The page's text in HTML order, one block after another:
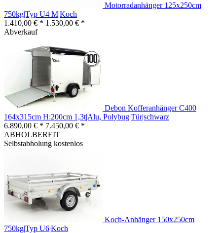
Motorradanhänger 125x250cm
750kg|Typ U4 M|Koch
1.410,00 € * 1.530,00 € *
Abverkauf
Debon Kofferanhänger C400
164x315cm H:200cm 1,3t|Alu, Polybug|Tür|schwarz
6.890,00 € * 7.450,00 € *
ABHOLBEREIT
Selbstabholung kostenlos
Koch-Anhänger 150x250cm
750kg|Typ U6|Koch